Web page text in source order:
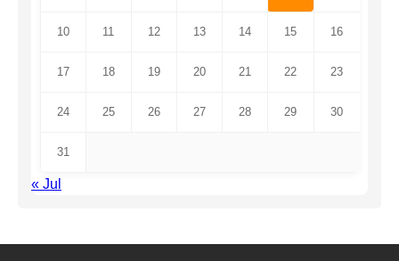
10 11 12 13 14 15 16
17 18 19 20 21 22 23
24 25 26 27 28 29 30
31
« Jul